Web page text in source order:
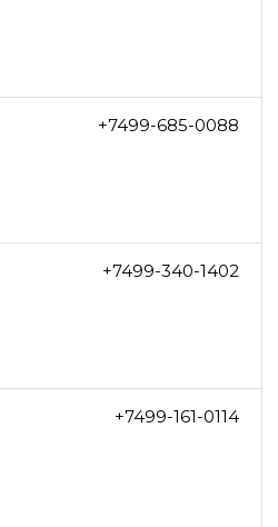
+7499-685-0088
+7499-340-1402
+7499-161-0114